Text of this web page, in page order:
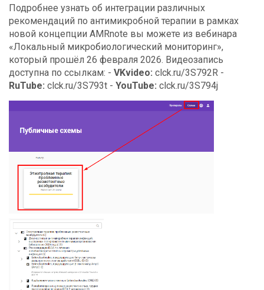
Подробнее узнать об интеграции различных
рекомендаций по антимикробной терапии в рамках
новой концепции AMRnote вы можете из вебинара
«Локальный микробиологический мониторинг»,
который прошёл 26 февраля 2026. Видеозапись
доступна по ссылкам: - VKvideo: clck.ru/3S792R -
RuTube: clck.ru/3S793t - YouTube: clck.ru/3S794j